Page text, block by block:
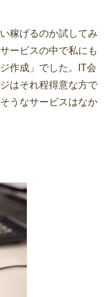
稼げるのか試してみ
ービスの中で私にも
作成」でした。IT会
はそれ程得意な方で
うなサービスはなか